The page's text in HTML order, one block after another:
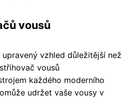
vousů
vzhled důležitější než
vousů
každého moderního
udržet vaše vousy v